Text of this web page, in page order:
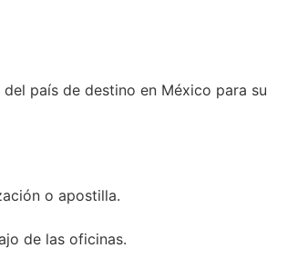
del país de destino en México para su
o apostilla.
de las oficinas.